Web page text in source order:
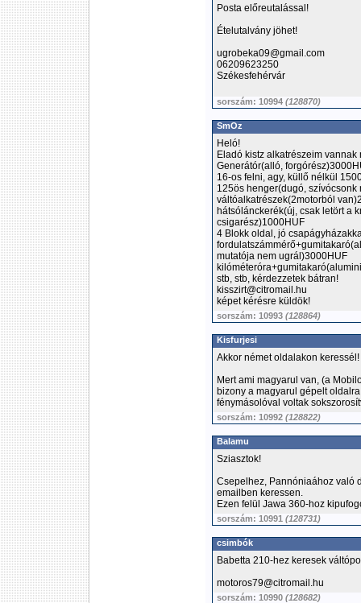
Posta előreutalással!
Ételutalvány jöhet!
ugrobeka09@gmail.com
06209623250
Székesfehérvár
sorszám: 10994 (128870)
SmOz
Heló!
Eladó kistz alkatrészeim vannak
Generátór(alló,
16-os felni, agy, küllő nélkül
125ös henger(dugó, szívócsonk
váltóalkatrészek(2motorból
hátsólánckerék(új, csak letört a
csigarész)1000HUF
4 Blokk oldal, jó
mutatója nem ugrál)3000HUF
stb, stb, kérdezzetek bátran!
kisszirt@citromail.hu
képet kérésre küldök!
sorszám: 10993 (128864)
Kisfurjesi
Akkor német oldalakon keressél!
Mert ami magyarul van, (a
bizony a magyarul gépelt
fénymásolóval voltak
sorszám: 10992 (128822)
Balamu
Sziasztok!
Csepelhez, Pannóniaához való
emailben keressen.
Ezen felül Jawa 360-hoz
sorszám: 10991 (128731)
csimbók
Babetta 210-hez keresek
motoros79@citromail.hu
sorszám: 10990 (128682)